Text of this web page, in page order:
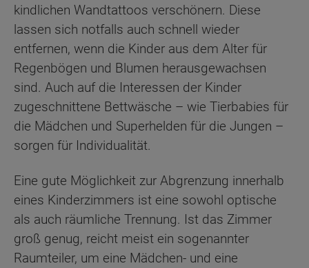
kindlichen Wandtattoos verschönern. Diese
lassen sich notfalls auch schnell wieder
entfernen, wenn die Kinder aus dem Alter für
Regenbögen und Blumen herausgewachsen
sind. Auch auf die Interessen der Kinder
zugeschnittene Bettwäsche – wie Tierbabies für
die Mädchen und Superhelden für die Jungen –
sorgen für Individualität.
Eine gute Möglichkeit zur Abgrenzung innerhalb
eines Kinderzimmers ist eine sowohl optische
als auch räumliche Trennung. Ist das Zimmer
groß genug, reicht meist ein sogenannter
Raumteiler, um eine Mädchen- und eine